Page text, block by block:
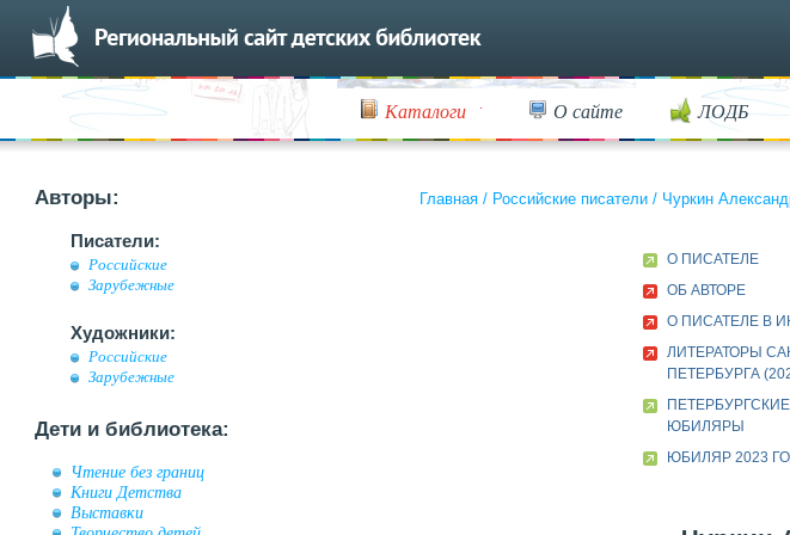
Каталоги О сайте ЛОДБ
Авторы:
Писатели:
Российские
Зарубежные
Художники:
Российские
Зарубежные
Дети и библиотека:
Чтение без границ
Книги Детства
Выставки
Главная / Российские писатели / Чуркин
О ПИСАТЕЛЕ
ОБ АВТОРЕ
О ПИСАТЕЛЕ В
ЛИТЕРАТОРЫ
ПЕТЕРБУРГА
ПЕТЕРБУРГСКИЕ
ЮБИЛЯРЫ
ЮБИЛЯР 2023